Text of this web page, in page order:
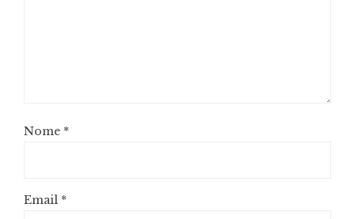
Nome *
Email *